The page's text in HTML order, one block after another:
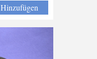
Hinzufügen